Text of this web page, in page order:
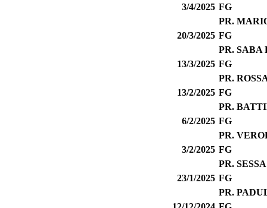
3/4/2025 FG
PR.
20/3/2025 FG
PR. SABA
13/3/2025 FG
PR.
13/2/2025 FG
PR.
6/2/2025 FG
PR.
3/2/2025 FG
PR.
23/1/2025 FG
PR.